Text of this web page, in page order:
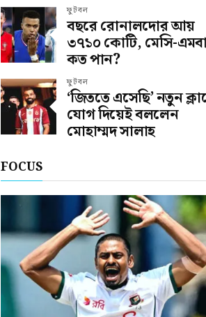
ফুটবল
বছরে রোনালদোর আয়
৩৭১০ কোটি, মেসি-
কত পান?
ফুটবল
‘জিততে এসেছি’ নতুন
যোগ দিয়েই বললেন
মোহাম্মদ সালাহ
FOCUS